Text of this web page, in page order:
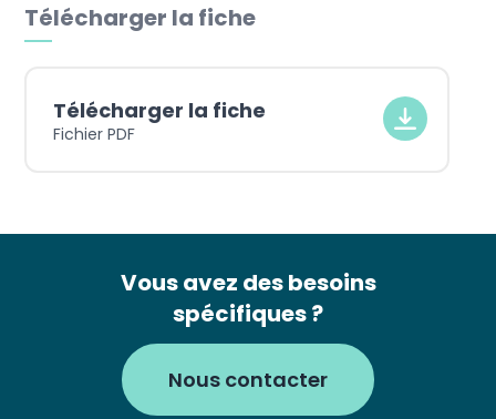
Télécharger la fiche
Télécharger la fiche
Fichier PDF
Vous avez des besoins
spécifiques ?
Nous contacter